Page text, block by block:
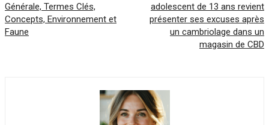
Générale, Termes Clés,
Concepts, Environnement et
Faune
adolescent de 13 ans revient
présenter ses excuses après
un cambriolage dans un
magasin de CBD